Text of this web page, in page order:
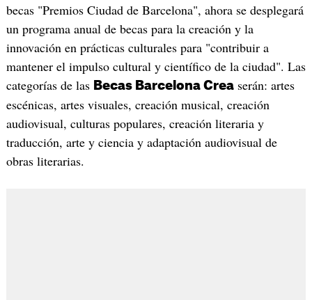
becas "Premios Ciudad de Barcelona", ahora se desplegará
un programa anual de becas para la creación y la
innovación en prácticas culturales para "contribuir a
mantener el impulso cultural y científico de la ciudad". Las
categorías de las Becas Barcelona Creaserán: artes
escénicas, artes visuales, creación musical, creación
audiovisual, culturas populares, creación literaria y
traducción, arte y ciencia y adaptación audiovisual de
obras literarias.